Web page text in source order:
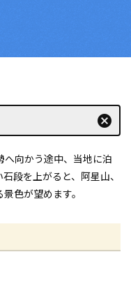
cancel
へ向かう途中、当地に泊
段を上がると、阿星山、
色が望めます。